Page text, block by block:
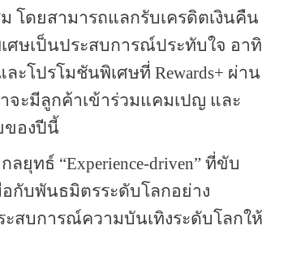
โดยสามารถแลกรับเครดิตเงินคืน
ศษเป็นประสบการณ์ประทับใจ อาทิ
ละโปรโมชันพิเศษที่Rewards+ ผ่าน
จะมีลูกค้าเข้าร่วมแคมเปญ และ
ของปีนี้
ลยุทธ์ “Experience-driven”ที่ขับ
กับพันธมิตรระดับโลกอย่าง
ะสบการณ์ความบันเทิงระดับโลกให้